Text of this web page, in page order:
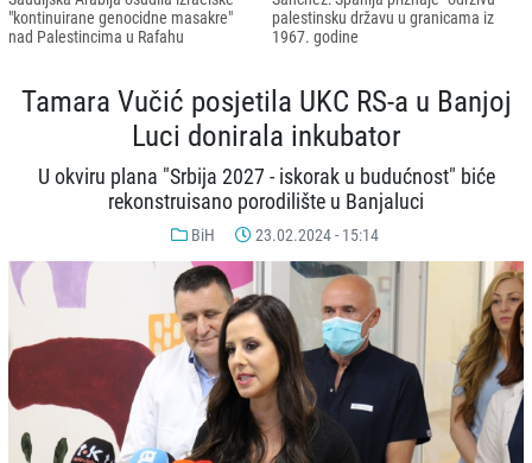
"kontinuirane genocidne masakre"
nad Palestincima u Rafahu
palestinsku državu u granicama iz
1967. godine
Tamara Vučić posjetila UKC RS-a u Banjoj
Luci donirala inkubator
U okviru plana "Srbija 2027 - iskorak u budućnost" biće
rekonstruisano porodilište u Banjaluci
BiH 23.02.2024 - 15:14